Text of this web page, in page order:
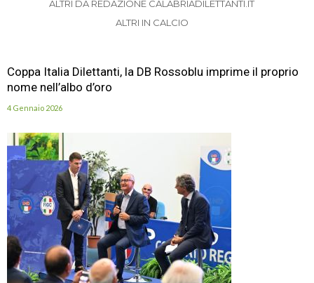
ALTRI DA REDAZIONE CALABRIADILETTANTI.IT
ALTRI IN CALCIO
Coppa Italia Dilettanti, la DB Rossoblu imprime il proprio
nome nell’albo d’oro
4 Gennaio 2026